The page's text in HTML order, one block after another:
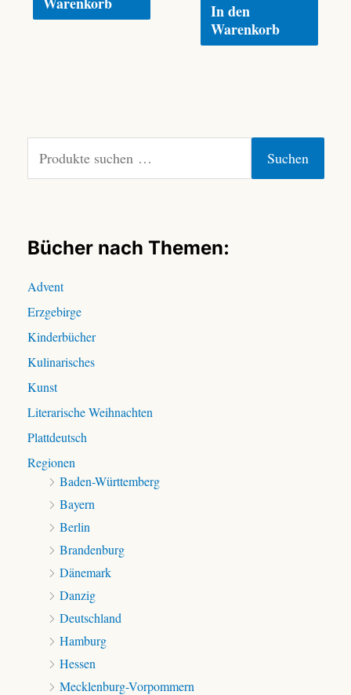
c
n
n
c
h
:
Suchen
Bücher nach Themen:
Advent
Erzgebirge
Kinderbücher
Kulinarisches
Kunst
Literarische Weihnachten
Plattdeutsch
Regionen
Baden-Württemberg
Bayern
Berlin
Brandenburg
Dänemark
Danzig
Deutschland
Hamburg
Hessen
Mecklenburg-Vorpommern
In den
Warenkorb